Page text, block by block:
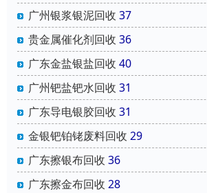
广州银浆银泥回收 37
贵金属催化剂回收 36
广东金盐银盐回收 40
广州钯盐钯水回收 31
广东导电银胶回收 31
金银钯铂铑废料回收 29
广东擦银布回收 36
广东擦金布回收 28